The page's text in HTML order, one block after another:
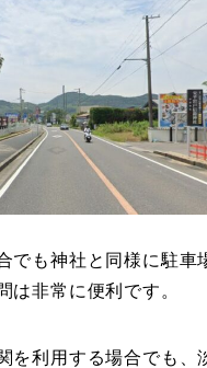
でも神社と同様に駐車
は非常に便利です。
を利用する場合でも、